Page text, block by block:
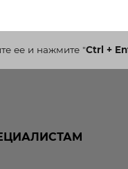
ее и нажмите"Ctrl +